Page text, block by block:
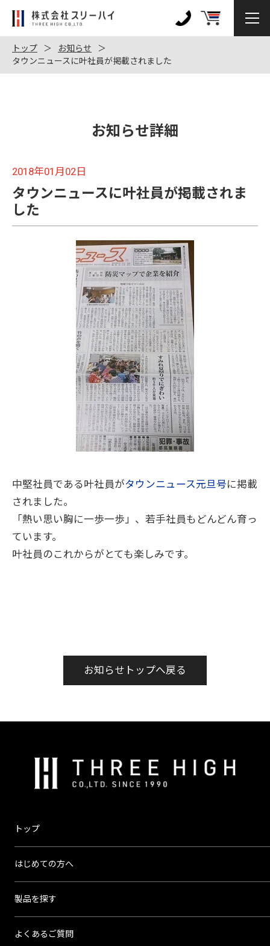
株
会
社
ス
トップ
お知らせ
タウンニュースに叶社員が掲載されました
お知らせ詳細
2018年01月02日
タウンニュースに叶社員が掲載されま
した
中堅社員である叶社員がタウンニュース元旦号に掲載
されました。
「熱い思い胸に一歩一歩」、若手社員もどんどん育っ
ています。
叶社員のこれからがとても楽しみです。
お知らせトップへ戻る
式
ス
ハ
イ
トップ
はじめての方へ
製品を探す
よくあるご質問